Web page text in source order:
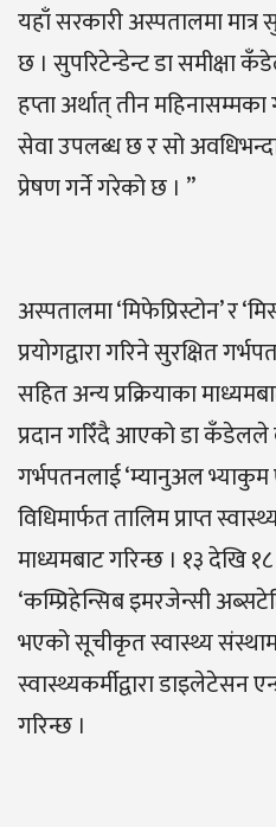
यहाँ सरकारी अस्पतालमा मात्र
छ । सुपरिटेन्डेन्ट डा समीक्षा
हप्ता अर्थात् तीन
सेवा उपलब्ध छ र सो
प्रेषण गर्ने गरेको छ । ”
अस्पतालमा ‘मिफेप्रिस्टोन’ र
प्रयोगद्वारा गरिने सुरक्षित
सहित अन्य प्रक्रियाका
प्रदान गरिँदै आएको डा कँडेलले
गर्भपतनलाई ‘म्यानुअल
विधिमार्फत तालिम प्राप्त
माध्यमबाट गरिन्छ । १३ देखि
‘कम्प्रिहेन्सिब इमरजेन्सी
भएको सूचीकृत स्वास्थ्य संस्थामा
स्वास्थ्यकर्मीद्वारा डाइलेटेसन
गरिन्छ ।